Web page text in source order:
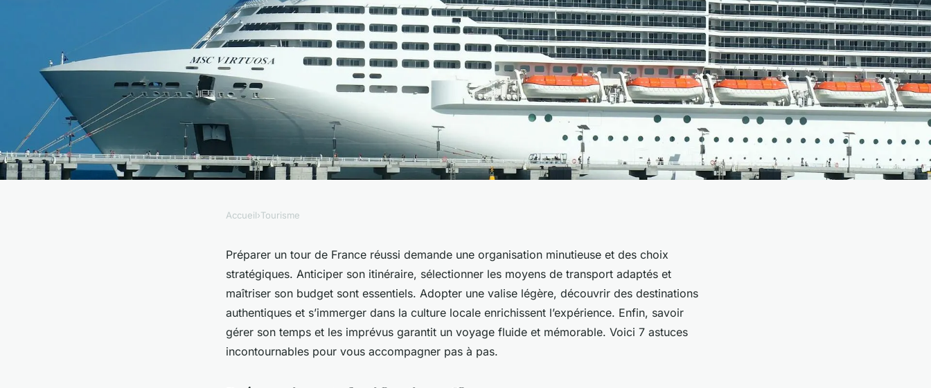
7 astuces incontournables pour réussir
son tour de france facilement
Accueil›Tourisme
Préparer un tour de France réussi demande une organisation minutieuse et des choix
stratégiques. Anticiper son itinéraire, sélectionner les moyens de transport adaptés et
maîtriser son budget sont essentiels. Adopter une valise légère, découvrir des destinations
authentiques et s’immerger dans la culture locale enrichissent l’expérience. Enfin, savoir
gérer son temps et les imprévus garantit un voyage fluide et mémorable. Voici 7 astuces
incontournables pour vous accompagner pas à pas.